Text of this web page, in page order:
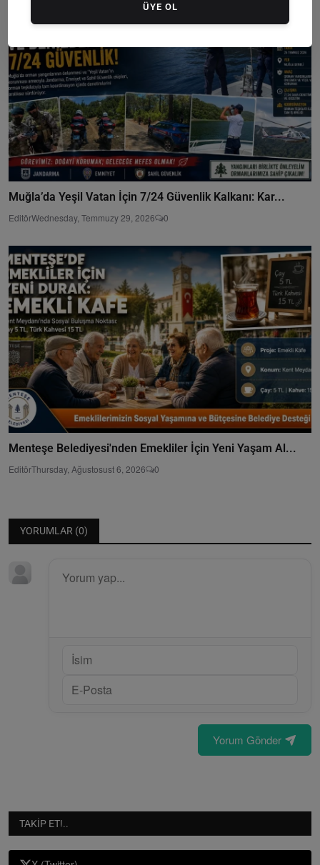
Muğla’da Yeşil Vatan İçin 7/24 Güvenlik Kalkanı: Kar...
EditörWednesday, Temmuzy 29, 2026 0
Menteşe Belediyesi'nden Emekliler İçin Yeni Yaşam Al...
EditörThursday, Ağustosust 6, 2026 0
YORUMLAR (0)
Yorum Gönder
TAKIP ET!..
ÜYE OL